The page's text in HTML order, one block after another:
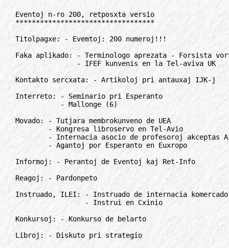
Eventoj n-ro 200, retposxta versio
**********************************

Titolpagxe: - Evemtoj: 200 numeroj!!!

Faka aplikado: - Terminologo aprezata - Forsista vortaro kun efiko eksteren
               - IFEF kunvenis en la Tel-aviva UK

Kontakto sercxata: - Artikoloj pri antauxaj IJK-j

Interreto: - Seminario pri Esperanto
           - Mallonge (6)

Movado: - Tutjara membrokunveno de UEA
        - Kongresa libroservo en Tel-Avio
        - Internacia asocio de profesoroj akceptas AIS
        - Agantoj por Esperanto en Euxropo

Informoj: - Perantoj de Eventoj kaj Ret-Info

Reagoj: - Pardonpeto

Instruado, ILEI: - Instruado de internacia komercado
                 - Instrui en Cxinio

Konkursoj: - Konkurso de belarto

Libroj: - Diskuto pri strategio

Rubrikoj: - Mallonge (10), anoncetoj (2), korespondi deziras (2),
            ni mencias (3)

Interese: - Nova "Eventa ludo"
          - Iom da kalkulado - Racia fabelo pri Sankta Nikolao

**************************************************************************

                  Ni deziras agrablajn jarfinajn festojn

                          al cxiuj niaj legantoj

                                                  Kunlaborantoj de Eventoj

**************************************************************************

TITOLPAGxE
//////////

Eventoj: 200 numeroj!!!
=======================

Jes, apenaux kredeble, tamen atingite. 200 numeroj... Sincerajn dankojn al
cxiuj fidelaj legantoj, al multaj amikoj, dauxre kuragxigantaj kaj
helpantaj finance aux manlabore en malfacilaj periodoj kio ja fine ebligis
la atingon de tiu cxi ronda cifero. Apartajn dankojn al tiuj multaj (kaj
eltenemaj) abonantoj, kiuj restis fidelaj de la unua numero gxis la nuna.

Kresko kaj kresko kaj ...
-------------------------

Ne multaj Esperantaj revuoj gxisvivas tiun agxon, cxefe ne la sendependaj,
kiuj ne havas malantaux si la financan bazon de iu landa asocio. Cxe
Eventoj tio okazis inverse: post la bankrotigxa malapero de Budapesxta
Informilo kaj Hungara Esperantisto financitaj de la iame granda HEA,
Hungara E-Asocio, en 1992 aperis Eventoj en komuna eldono de nia firmaeto
LINGVO-Studio kaj malgranda novfondita societo "Kultura E-Asocio". Komence
la celo estis nur eldonadi la "plej oftan E-gazeton", sed lige al gxi ni
prenis cxiam pli kaj pli da novaj taskoj: eldonado de Esperantaj
reklammaterialoj, kompilado de datumbankoj, transiro al interretaj servoj,
organizado de la hungaria movado, ktp, kaj fine ni nun estas iu Esperanta
centro, kiu igxis ankaux la plej forta landnivela E-organizajxo.

Hungaraj Pagxoj
---------------

Ne estas vaste konata, ke hungariaj abonantoj de Eventoj krom la
internacia gazeto ricevadas ankaux nacian suplementon, t.n. "Hungarajn
Pagxojn", kiu raportas pri la enlandaj movadaj aferoj, okazajxoj. Gxi
estas kompilata de aparta "enlanda redaktoro", aperas en lauxnecesa ofteco
kaj estas aldonata nur al kovertoj kun hungariaj adresoj.

Pola kaj litova Eventoj
-----------------------

Same ne estas internacie konata, ke Eventoj havas ankaux eksterlandajn
eldonojn en Litovio kaj Polio. La tieaj eldonantoj ricevas la pres-
originalon el Budapesxto, oni presas kaj distribuas surloke, aldonante la
nacilingvajn suplementojn pri la enlandaj aferoj. Ni fieras...

Kiu faras kion?
---------------

En la pasintaj jaroj dauxre venis al ni leteroj, petoj prezenti nian
agadon, kunlaborantojn - sed ni cxiam prokrastis la respondon atendante
iun tauxgan momenton. Eble nun venis tiu momento...

En la pleja komenco la unuajn kelkajn numerojn redaktis Sandor Hideg,
havinta milojn de ideoj, sed pro lia fora logxurbo kaj manko de tempo
baldaux li devis cxesi la cxiutagan kunlaboron. Iom poste kiel stagxanto
partoprenis la redakcian vivon Nikolaj Gudskov, Abdurahman Junusov (2-2
jarojn) kaj Jozsef Dudas, kiuj nun jam hejme utiligas siajn cxi tie
akiritajn konojn pri organiziko, komputado kaj gazet-redaktado.

En la Budapesxta Esperanto-Domo plentempe dejxoras mi, sed ni havas
kelkajn internajn kunlaborantojn, kiuj pasigas tage (pli gxuste vespere)
min. 4 horojn en la oficejo:

Axel - redaktado

Axel Orszagh-Krysz (la dua de dekstre) ekde vintro de la pasinta jaro
zorgas pri la kompilado de la gazeto. Ekde printempo 2000 li plene
transprenis la redaktajn taskojn, do eventualajn lauxdojnplene meritas li.

Istvan - datumbankoj, financoj

Istvan Meszaros (unua de maldekstre) prizorgas la datumbankon, adresojn
kaj abonojn, tenas kontaktojn kun la landaj kotizperantoj, zorgas pri la
ekspedado de la gazeto, kompilas la "Plenan Kalendaron de E-arangxoj",
prizorgas la retadresan adresaron (cx. 8 mil retadresoj esperantistaj,
versxajne la plej granda en Esperasntujo) - kaj plenumas la kasistajn
funkciojn.

Zsuzsa Toti - administrado, kursoj

Zsusza Totosne-Gados (unua de dekstre) prizorgas la organizadon de E-
kursoj, reklamadon en nacilingvaj gazetoj, sxi respondadas la alvenantajn
hungarajn leterojn, pakas la perposxte vendatajn lernolibro-pakajxojn,
administras, do faras la plej temporabajn kaj malfacilajn fonajn laborojn,
sen kiuj oni ne povus "vivi".

Zsuzs - librotenado

Zsuzsanna Sz. Virag (la dua de maldekstre) estas la sxlosila figuro de la
tuta Eventoj-teamo: librotenulo, nia ministro pri financaj aferoj, cetere
kunposedanto de nia fona firmaeto LINGVO-Studio. Sen sxi - mi ecx ne
imagas, kion ni povus fari...

Szilvasi - cxia ceterajxo

Por mi restis nur la ceterajxoj: zorgi pri la funkciigado de la tuta Domo,
de cxiuj teknikajxoj, komputiloj, programoj, kompilado de retpagxoj, zorgi
pri la tuta merkatika agado, enspezoj, elspezoj, funkciigi la novajxservon
ret-info, organizi la hungarian movadon, libroservon, verki librojn, ktp -
kaj ne lastvice respondeci ankaux pri Eventoj. (La eventualaj riprocxoj
koncernas min.)

Eksterdomaj teamanoj
--------------------

Al la "Eventoj-teamo" apartenas ankaux pluraj aliaj, kiuj eble ne cxiutage
vizitas la oficejon. Inter ili elstaras niaj konstantaj instruistoj Julika
Timar, Palma Csiszar, Klari Gogoman kaj Marti Wacha, redaktoro de la
"Hungaraj Pagxoj" Jozsef Baksa, kaj krom ili la du cxefkunlaboruloj-
konsiluloj (miaj "cxefoj") Gabor Deak Jahn kaj Liza Gombkoto a kaj certe
multaj aliaj.

Kio gxi estas "KEA"
-------------------

Ekde la komenco de la 90-aj jaroj en Hungario ekzistas deko da E-
organizajxoj. Plej cxefaj el ili estas nia societo "Kultura E-Asocio
Eventoj", la junulara organizo HEJ (pli ol 700 membroj!), kaj la malnova
asocio HEA (Hungaria E-Asocio). Ekzistas ankaux regionaj, fakaj kaj lokaj
societoj. Siatempe la apartigxo okazis parte pro la nekontento pri la
financa kaj organiza agado de HEA, parte por eluzi la tiutempajn favorajn
legxajn eblojn por memstara agado. Nuntempe tiu dispartigxo jam igxis
obstaklo en la E-agado, sed por kreado de unueca organiza strukturo la
cirkonstancoj estas "nun ankoraux maturigxantaj" cxe la nuna estraro de
HEA.

La nomon "Kultura" ni havas en nia nomo nur por ebligi la ricevadon de
sxtataj cxi temaj subvencioj. Ni laboras por la disvastigo kaj vasta
aplikado de la lingvo. Ni tute ne estas rauxmismaj, ecx inverse! Estante
diplomita merkatikisto ne senkauxze mi ricevis la fiere portitan
kaj honoran titolon "persona non grata cxe rauxmistoj", pri kio ja siatempe
bonege ridis la tuta Esperanto-movado....

Cetere gxuste nun estas pripensata la nomsxangxo de nia asocio ("E-Asocio
Eventoj" aux "Hungaria Tutlanda Esperanto-Asocio" a depende de la evoluo
de traktado pri la unueca hungaria E-movado.)

Nia asocio havas 11 internajn, kaj cx. 200 subtenajn membrojn. Estas
interese rimarki, ke nun, 8 jarojn post la lancxo de Eventoj, pli ol 80%
de internaj (plenrajtaj) membroj de KEA igxis entreprenistoj...

Kune kun la junularo
--------------------

Budapesxta E-Domo (pli detale vidu en Eventoj n-ro 092) krom esti
redaktejo de Eventoj estas la komuna sidejo por nia asocio KEA, por
Hungara E-Junularo kaj Fondajxo Esperanto en Budapesxto.

K i o n   f a r a s   l a   E v e n t o j - t e a m o ?
-------------------------------------------------------

La centra kaj cxefa tasko kompreneble estas la eldonado de Eventoj. Sed en
la lastaj jaroj ni surprenis ankaux plurajn aliajn taskojn.

Ekstera reklamado
-----------------

- Ni regule aperigas pagajn anoncojn en nacilingvaj E-gazetoj. Post zorga
  analizado ni elektas la celpublikon kaj medion.

- Ni kompilis kaj presis en multmil ekzempleroj modernan, belaspektan
  nacilingvan faldfolion, kion senpage ni disponigas al kursgvidantoj,
  aktivuloj kaj lokaj E-societoj. (Hungariaj abonantoj de Eventoj ricevis
  jam stokon de gxi).

- Ni projektis kaj presigis reklamafisxon, kaj ni regule zorgas pri gxia
  pendigo en mez- kaj altlernejoj, universitatoj, laborlokoj.

- Ni zorgas pri registrado de nia organizajxo en diversaj publikaj
  datumbankoj - por ebligi la renkonton de la vorto "Esperanto" por la
  ekstera publiko (ministerioj, gazetoj, interreto, novajxagentejoj ktp.)

- Ni kompilis kaj eldonis por esperantistoj nacilingvan flugfolion,
  resumanta por ili la senpagajn individuajn reklameblojn. (Komencan staton,
  kernon vidu en Eventoj n-ro 125-126. Hungariaj abonantoj jam plurfoje
  ricevis gxin).

Ni elspezas jare cx. duonmilionon da forintoj (cx. 6-7 monata averagxa
salajro) por propagando kaj reklamo de E-o. En absoluta cifero gxi estas
malmulta (ja niaj financoj estas sufoke limigitaj), sed tute nekompareble
pli alta ol cxe aliaj asocioj ...

Eldonado, instruhelpiloj
------------------------

Por kontentigi la bezonon de la lastatempa amasa deziro lerni Esperanton,
ni verkis kaj eldonis dulingvan vortaron kaj "Resuman E-Gramatikon". Cxi
lasta (per populara nomo: "La verda biblio") igxis la venkinto de hungaria
furorlisto.

Jam de cx. 10 jaroj ni eldonas sonkasedojn por la individuaj lernantoj de
la lingvo. En la antauxaj jaroj ni eldonis ankaux muzikajn sonkasedojn
("Al venko " de J. Dinnyes, Mesio de Handel, kaj la fama premiera kasedo
"Debuto en eksterlando" de Jxomart kaj Natasxa.)

Pasintjare ni decidis pri eldonado de E-verkoj enelektronika formo, tiel
a